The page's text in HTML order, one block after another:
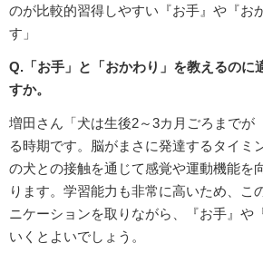
のが比較的習得しやすい『お手』や『お
す」
Q.「お手」と「おかわり」を教えるのに
すか。
増田さん「犬は生後2～3カ月ごろまでが
る時期です。脳がまさに発達するタイミ
の犬との接触を通じて感覚や運動機能を
ります。学習能力も非常に高いため、こ
ニケーションを取りながら、『お手』や
いくとよいでしょう。